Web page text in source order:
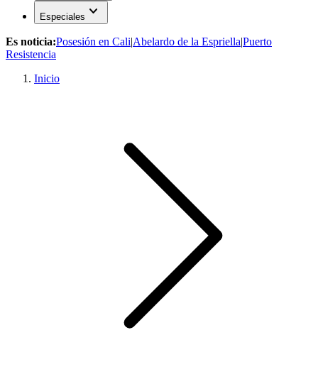
Especiales expand_more
Es noticia:Posesión en Cali|Abelardo de la Espriella|Puerto
Resistencia
Inicio